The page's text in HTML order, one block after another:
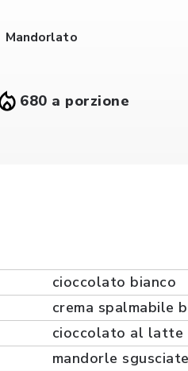
Mandorlato
680 a porzione
cioccolato bianco
crema spalmabile
cioccolato al latte
mandorle sgusciate